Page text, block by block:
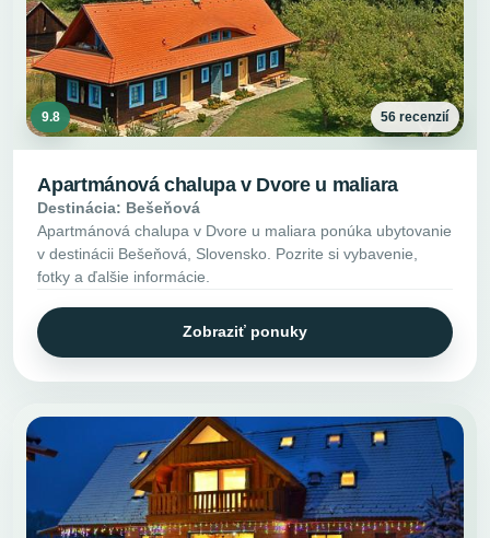
9.8 56 recenzií
Apartmánová chalupa v Dvore u maliara
Destinácia: Bešeňová
Apartmánová chalupa v Dvore u maliara ponúka ubytovanie
v destinácii Bešeňová, Slovensko. Pozrite si vybavenie,
fotky a ďalšie informácie.
Zobraziť ponuky